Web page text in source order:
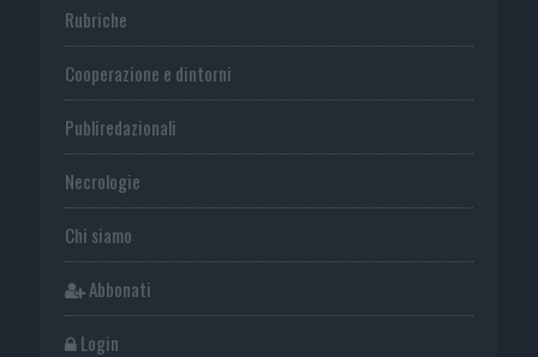
Rubriche
Cooperazione e dintorni
Publiredazionali
Necrologie
Chi siamo
Abbonati
Login